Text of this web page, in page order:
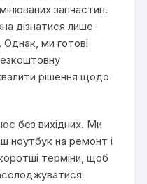
запчастин.
дізнатися лише
Однак, ми готові
рішення щодо
без вихідних. Ми
ноутбук на ремонт і
терміни, щоб